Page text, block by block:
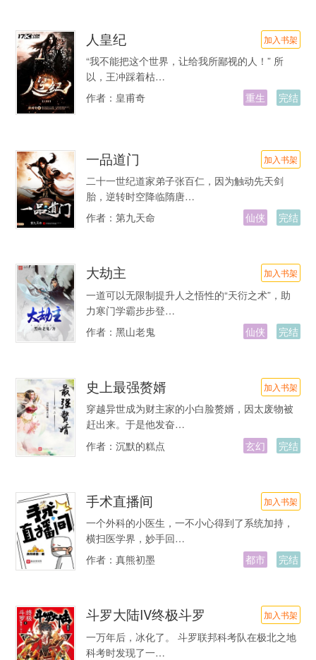
人皇纪 加入书架
“我不能把这个世界，让给我所鄙视的人！” 所
以，王冲踩着枯…
作者： 皇甫奇 重生 完结
一品道门 加入书架
二十一世纪道家弟子张百仁，因为触动先天剑
胎，逆转时空降临隋唐…
作者： 第九天命 仙侠 完结
大劫主 加入书架
一道可以无限制提升人之悟性的“天衍之术”，助
力寒门学霸步步登…
作者： 黑山老鬼 仙侠 完结
史上最强赘婿 加入书架
穿越异世成为财主家的小白脸赘婿，因太废物被
赶出来。于是他发奋…
作者： 沉默的糕点 玄幻 完结
手术直播间 加入书架
一个外科的小医生，一不小心得到了系统加持，
横扫医学界，妙手回…
作者： 真熊初墨 都市 完结
斗罗大陆IV终极斗罗 加入书架
一万年后，冰化了。 斗罗联邦科考队在极北之地
科考时发现了一…